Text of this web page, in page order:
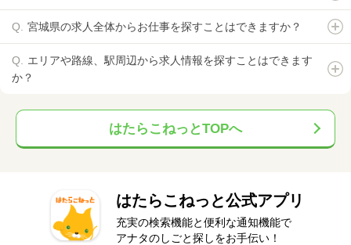
宮城県の求人全体からお仕事を探すことはできますか？
エリアや路線、駅周辺から求人情報を探すことはできます
か？
はたらこねっとTOPへ
はたらこねっと公式アプリ
充実の検索機能と便利な通知機能で
アナタのしごと探しをお手伝い！